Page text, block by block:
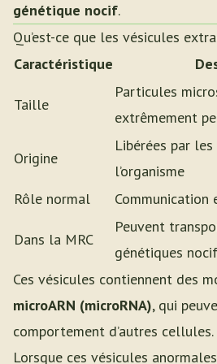
génétique nocif.
Qu’est-ce que les vésicules
Caractéristique
Taille
Particules
extrêmement
Origine
Libérées par
l’organisme
Rôle normal
Dans la MRC
Peuvent
génétiques
Ces vésicules contiennent des
microARN (microRNA), qui
comportement d’autres cellules.
Lorsque ces vésicules